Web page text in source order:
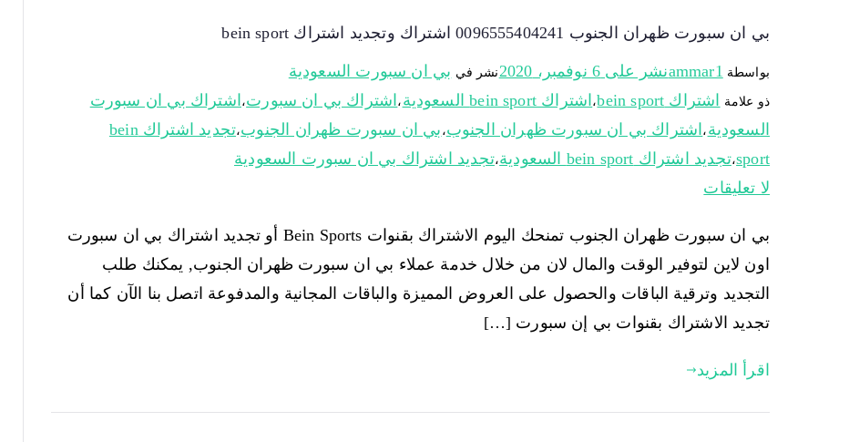
بي ان سبورت ظهران الجنوب 0096555404241 اشتراك وتجديد اشتراك bein sport
بواسطة ammar1نشر على 6 نوفمبر، 2020 نشر في بي ان سبورت السعودية
ذو علامة اشتراك bein sport ، اشتراك bein sport السعودية ، اشتراك بي ان سبورت، اشتراك بي ان سبورت
السعودية ، اشتراك بي ان سبورت ظهران الجنوب، بي ان سبورت ظهران الجنوب،
تجديد اشتراك bein
sport،تجديد اشتراك bein sport السعودية ،تجديد اشتراك بي ان سبورت السعودية
لا تعليقات
بي ان سبورت ظهران الجنوب تمنحك اليوم الاشتراك بقنوات Bein Sports أو تجديد اشتراك بي ان سبورت
اون لاين لتوفير الوقت والمال لان من خلال خدمة عملاء بي ان سبورت ظهران الجنوب, يمكنك طلب
التجديد وترقية الباقات والحصول على العروض المميزة والباقات المجانية والمدفوعة اتصل بنا الآن كما أن
تجديد الاشتراك بقنوات بي إن سبورت […]
اقرأ المزيد